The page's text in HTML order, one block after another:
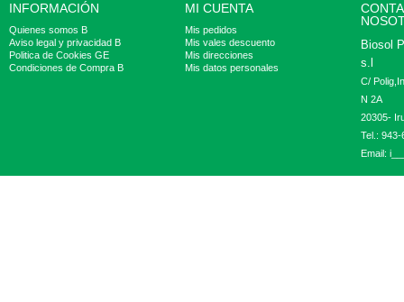
INFORMACIÓN
Quienes somos B
Aviso legal y privacidad B
Politica de Cookies GE
Condiciones de Compra B
MI CUENTA
Mis pedidos
Mis vales descuento
Mis direcciones
Mis datos personales
Biosol
s.l
C/
N 2A
20305-
Tel.: 943-
Email: